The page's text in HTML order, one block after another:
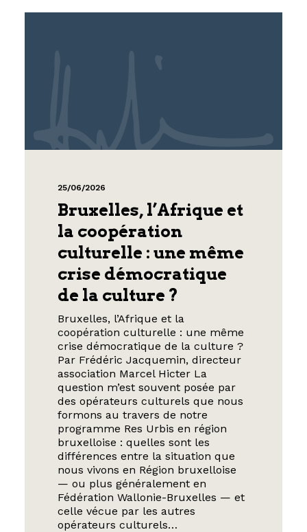
25/06/2026
Bruxelles, l’Afrique et
la coopération
culturelle : une même
crise démocratique
de la culture ?
Bruxelles, l’Afrique et la
coopération culturelle : une même
crise démocratique de la culture ?
Par Frédéric Jacquemin, directeur
association Marcel Hicter La
question m’est souvent posée par
des opérateurs culturels que nous
formons au travers de notre
programme Res Urbis en région
bruxelloise : quelles sont les
différences entre la situation que
nous vivons en Région bruxelloise
— ou plus généralement en
Fédération Wallonie-Bruxelles — et
celle vécue par les autres
opérateurs culturels…